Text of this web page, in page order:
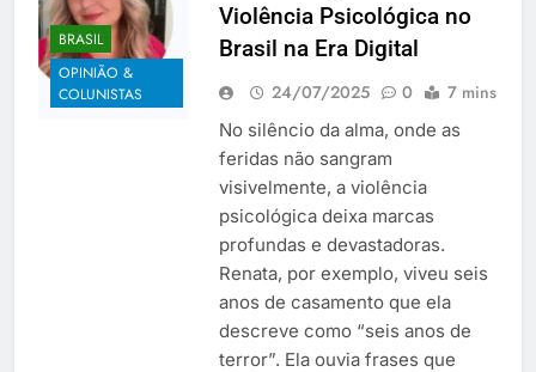
BRASIL
OPINIÃO &
COLUNISTAS
Violência Psicológica no
Brasil na Era Digital
24/07/2025 0 7 mins
No silêncio da alma, onde as
feridas não sangram
visivelmente, a violência
psicológica deixa marcas
profundas e devastadoras.
Renata, por exemplo, viveu seis
anos de casamento que ela
descreve como “seis anos de
terror”. Ela ouvia frases que